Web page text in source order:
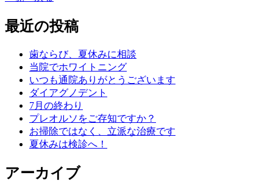
最近の投稿
歯ならび、夏休みに相談
当院でホワイトニング
いつも通院ありがとうございます
ダイアグノデント
7月の終わり
プレオルソをご存知ですか？
お掃除ではなく、立派な治療です
夏休みは検診へ！
アーカイブ